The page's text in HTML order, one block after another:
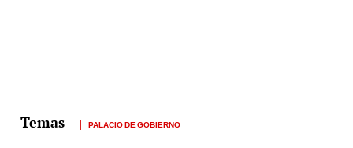
PALACIO DE GOBIERNO